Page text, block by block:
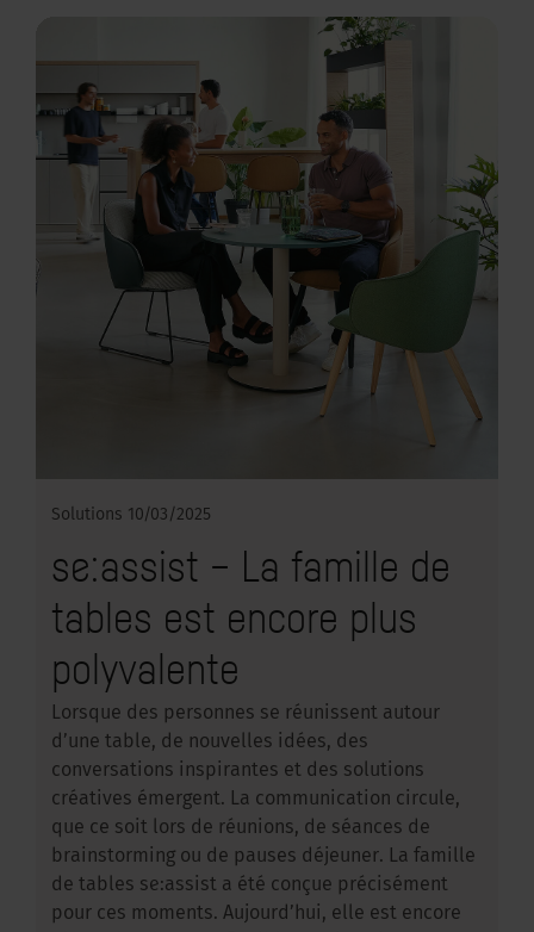
Solutions 10/03/2025
se:assist – La famille de
tables est encore plus
polyvalente
Lorsque des personnes se réunissent autour
d’une table, de nouvelles idées, des
conversations inspirantes et des solutions
créatives émergent. La communication circule,
que ce soit lors de réunions, de séances de
brainstorming ou de pauses déjeuner. La famille
de tables se:assist a été conçue précisément
pour ces moments. Aujourd’hui, elle est encore